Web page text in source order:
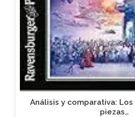
Análisis y comparativa:
piezas…